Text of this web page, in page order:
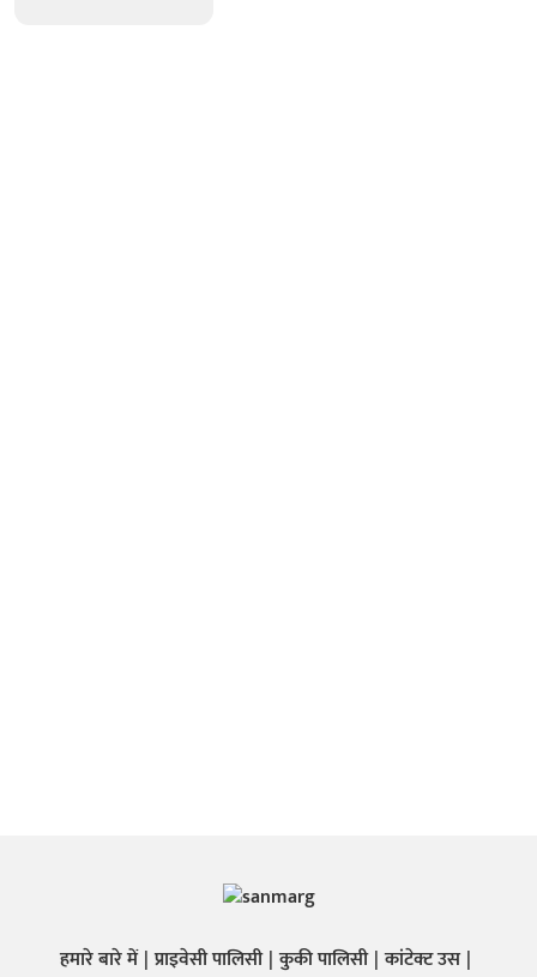
हमारे बारे में प्राइवेसी पालिसी कुकी पालिसी कांटेक्ट उस